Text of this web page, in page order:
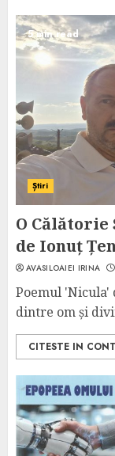
5 min read
Știri
O Călătorie
de Ionuț
AVASILOAIEI IRINA
Poemul 'Nicula'
dintre om și
CITESTE IN